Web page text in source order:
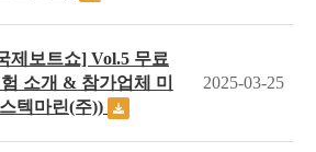
제보트쇼] Vol.5 무료
소개 & 참가업체 미
텍마린(주))
2025-03-25